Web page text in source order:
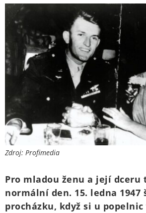
Zdroj: Profimedia
Pro mladou ženu a její dceru
normální den. 15. ledna 1947
procházku, když si u